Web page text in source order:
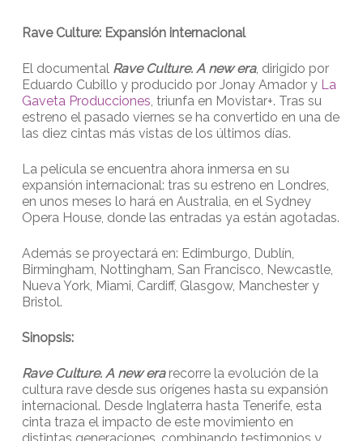
Rave Culture: Expansión internacional
El documental Rave Culture. A new era, dirigido por
Eduardo Cubillo y producido por Jonay Amador y La
Gaveta Producciones, triunfa en Movistar+. Tras su
estreno el pasado viernes se ha convertido en una de
las diez cintas más vistas de los últimos días.
La película se encuentra ahora inmersa en su
expansión internacional: tras su estreno en Londres,
en unos meses lo hará en Australia, en el Sydney
Opera House, donde las entradas ya están agotadas.
Además se proyectará en: Edimburgo, Dublín,
Birmingham, Nottingham, San Francisco, Newcastle,
Nueva York, Miami, Cardiff, Glasgow, Manchester y
Bristol.
Sinopsis:
Rave Culture. A new era recorre la evolución de la
cultura rave desde sus orígenes hasta su expansión
internacional. Desde Inglaterra hasta Tenerife, esta
cinta traza el impacto de este movimiento en